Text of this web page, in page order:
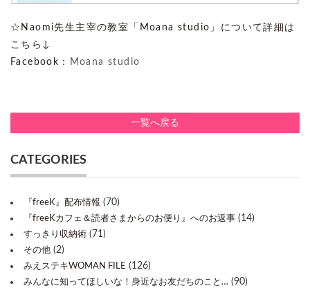
☆Naomi先生主宰の教室「Moana studio」について詳細は
こちら↓
Facebook：
Moana studio
一覧へ戻る
CATEGORIES
『freeK』配布情報 (70)
『freeKカフェ＆読者さまからのお便り』へのお返事 (14)
すっきり収納術 (71)
その他 (2)
みえステキWOMAN FILE (126)
みんなに知ってほしいな！身近なお友だちのこと… (90)